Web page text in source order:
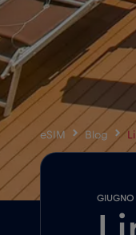
eSIM Blog
GIUGNO